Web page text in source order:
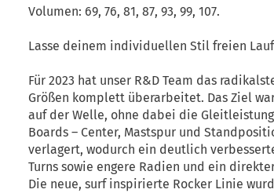
Volumen: 69, 76, 81, 87, 93, 99, 107.
Lasse deinem individuellen Stil freien
Für 2023 hat unser R&D Team das
Größen komplett überarbeitet. Das Ziel
auf der Welle, ohne dabei die
Boards – Center, Mastspur und
verlagert, wodurch ein deutlich
Turns sowie engere Radien und ein
Die neue, surf inspirierte Rocker Linie